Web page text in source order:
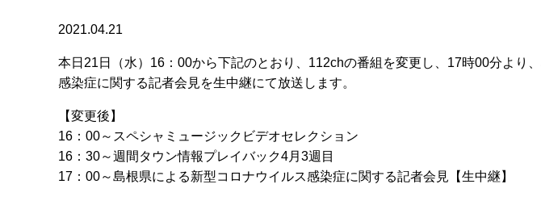
2021.04.21
本日21日（水）16：00から下記のとおり、112chの番組を変更し、17時00分より
感染症に関する記者会見を生中継にて放送します。
【変更後】
16：00～スペシャミュージックビデオセレクション
16：30～週間タウン情報プレイバック4月3週目
17：00～島根県による新型コロナウイルス感染症に関する記者会見【生中継】